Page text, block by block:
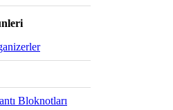
Bloknotları